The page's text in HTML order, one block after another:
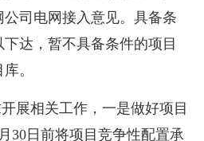
司电网接入意见。具备条
达，暂不具备条件的项目
。
展相关工作，一是做好项目
30日前将项目竞争性配置承